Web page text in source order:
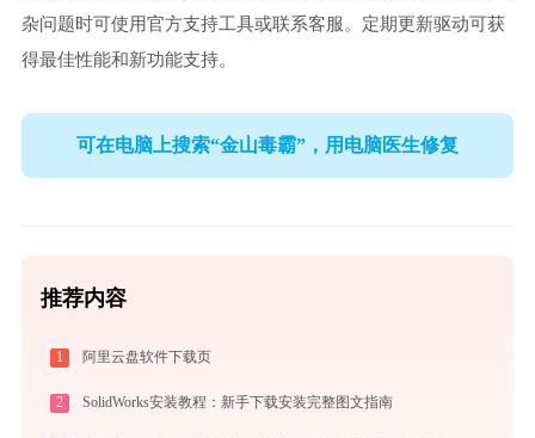
杂问题时可使用官方支持工具或联系客服。定期更新驱动可获
得最佳性能和新功能支持。
可在电脑上搜索“金山毒霸”，用电脑医生修复
推荐内容
1 阿里云盘软件下载页
2 SolidWorks安装教程：新手下载安装完整图文指南